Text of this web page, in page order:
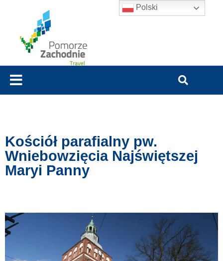
Kościół parafialny pw.
Wniebowzięcia Najświętszej
Maryi Panny
Polski